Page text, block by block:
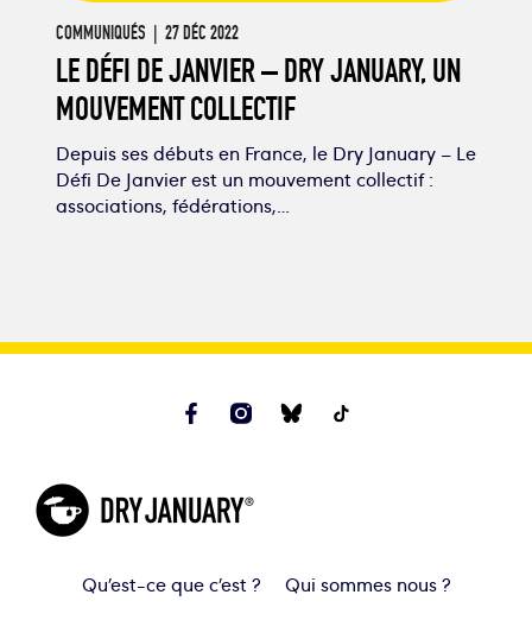
COMMUNIQUÉS | 27 DÉC 2022
LE DÉFI DE JANVIER – DRY JANUARY, UN
MOUVEMENT COLLECTIF
Depuis ses débuts en France, le Dry January – Le
Défi De Janvier est un mouvement collectif :
associations, fédérations,…
Qu’est-ce que c’est ? Qui sommes nous ?